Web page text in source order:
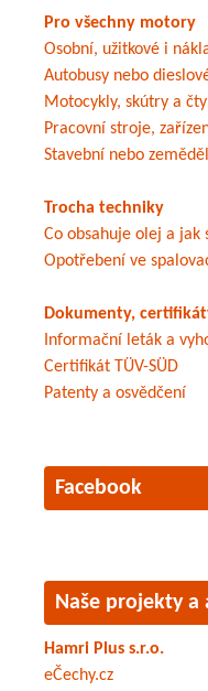
Pro všechny motory
Osobní, užitkové i
Autobusy nebo
Motocykly, skútry a
Pracovní stroje,
Stavební nebo
Trocha techniky
Co obsahuje olej a jak
Opotřebení ve
Dokumenty,
Informační leták a
Certifikát TÜV-SÜD
Patenty a osvědčení
Facebook
Naše projekty
Hamri Plus s.r.o.
eČechy.cz